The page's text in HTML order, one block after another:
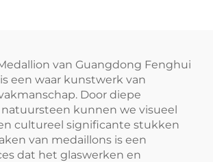
van Guangdong Fenghui
een waar kunstwerk van
Door diepe
kunnen we visueel
cultureel significante stukken
van medaillons is een
dat het glaswerken en